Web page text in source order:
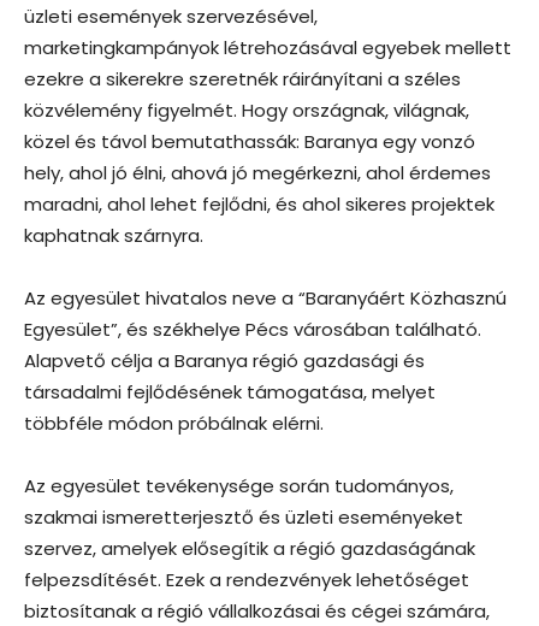
üzleti események szervezésével,
marketingkampányok létrehozásával egyebek mellett
ezekre a sikerekre szeretnék ráirányítani a széles
közvélemény figyelmét. Hogy országnak, világnak,
közel és távol bemutathassák: Baranya egy vonzó
hely, ahol jó élni, ahová jó megérkezni, ahol érdemes
maradni, ahol lehet fejlődni, és ahol sikeres projektek
kaphatnak szárnyra.
Az egyesület hivatalos neve a “Baranyáért Közhasznú
Egyesület”, és székhelye Pécs városában található.
Alapvető célja a Baranya régió gazdasági és
társadalmi fejlődésének támogatása, melyet
többféle módon próbálnak elérni.
Az egyesület tevékenysége során tudományos,
szakmai ismeretterjesztő és üzleti eseményeket
szervez, amelyek elősegítik a régió gazdaságának
felpezsdítését. Ezek a rendezvények lehetőséget
biztosítanak a régió vállalkozásai és cégei számára,